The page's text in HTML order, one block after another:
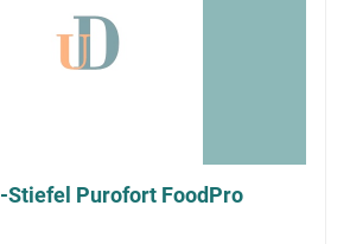
Stiefel Purofort FoodPro